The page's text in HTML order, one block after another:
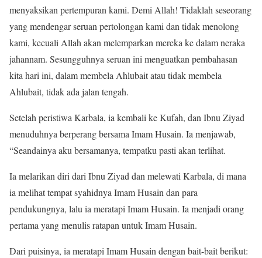
menyaksikan pertempuran kami. Demi Allah! Tidaklah seseorang
yang mendengar seruan pertolongan kami dan tidak menolong
kami, kecuali Allah akan melemparkan mereka ke dalam neraka
jahannam. Sesungguhnya seruan ini menguatkan pembahasan
kita hari ini, dalam membela Ahlubait atau tidak membela
Ahlubait, tidak ada jalan tengah.
Setelah peristiwa Karbala, ia kembali ke Kufah, dan Ibnu Ziyad
menuduhnya berperang bersama Imam Husain. Ia menjawab,
“Seandainya aku bersamanya, tempatku pasti akan terlihat.
Ia melarikan diri dari Ibnu Ziyad dan melewati Karbala, di mana
ia melihat tempat syahidnya Imam Husain dan para
pendukungnya, lalu ia meratapi Imam Husain. Ia menjadi orang
pertama yang menulis ratapan untuk Imam Husain.
Dari puisinya, ia meratapi Imam Husain dengan bait-bait berikut: